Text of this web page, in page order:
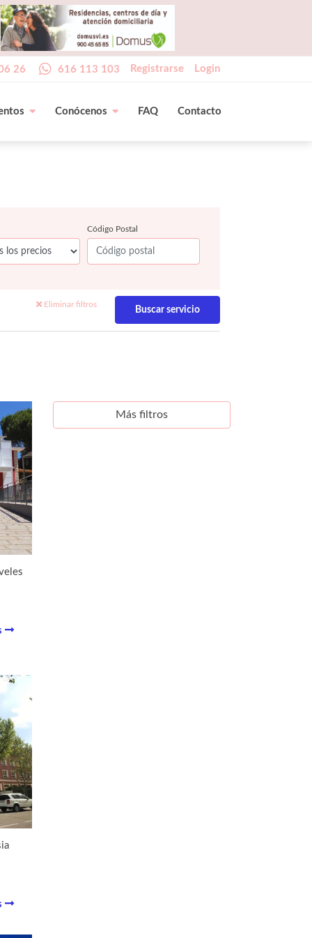
26 616 113 103 Registrarse Login
Conócenos FAQ Contacto
Código Postal
Eliminar filtros
Más filtros